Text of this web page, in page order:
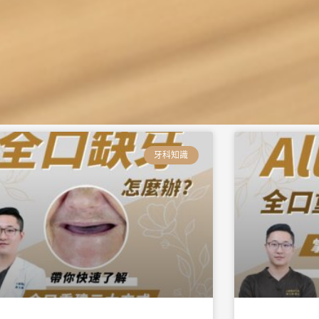
牙科知識
頁
面
頁
面
頁
面
頁
面
頁
面
頁
面